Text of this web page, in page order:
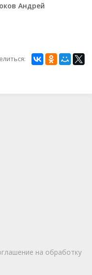
Андрей
на обработку